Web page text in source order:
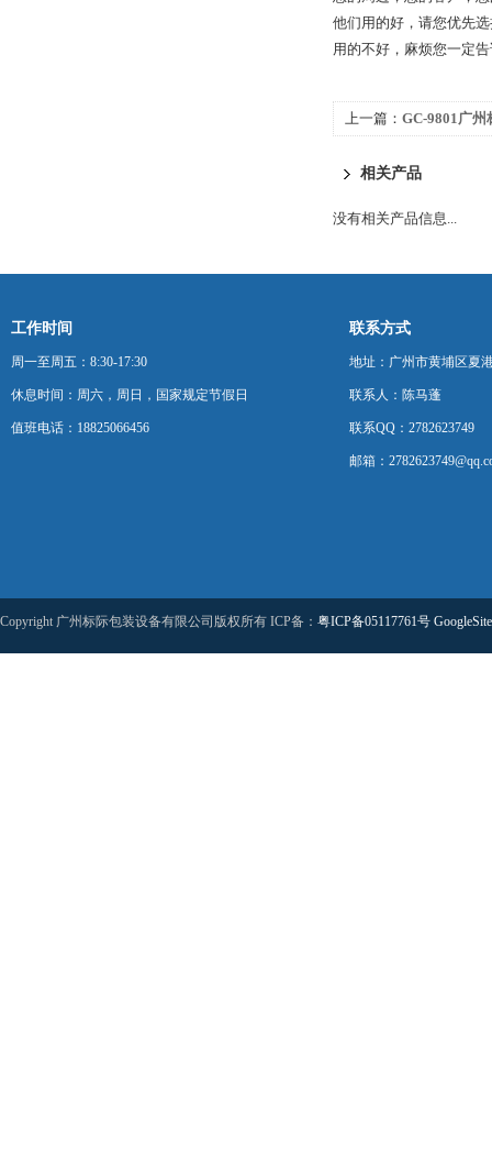
他们用的好，请您优先
用的不好，麻烦您一定
上一篇： GC-9801广州
相关产品
没有相关产品信息...
工作时间
周一至周五：8:30-17:30
休息时间：周六，周日，国家规定节假日
值班电话：18825066456
联系方式
地址：广州市黄埔区夏
联系人：陈马蓬
联系QQ：2782623749
邮箱：
Copyright 广州标际包装设备有限公司版权所有 ICP备： 粤ICP备05117761号